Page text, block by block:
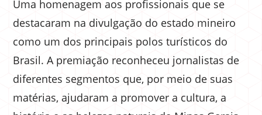
Uma homenagem aos profissionais que se
destacaram na divulgação do estado mineiro
como um dos principais polos turísticos do
Brasil. A premiação reconheceu jornalistas de
diferentes segmentos que, por meio de suas
matérias, ajudaram a promover a cultura, a